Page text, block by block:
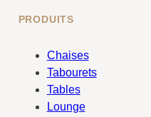
PRODUITS
Chaises
Tabourets
Tables
Lounge